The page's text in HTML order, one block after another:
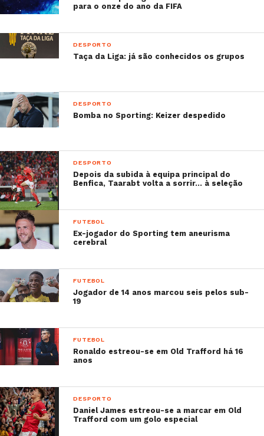
para o onze do ano da FIFA
DESPORTO
Taça da Liga: já são conhecidos os grupos
DESPORTO
Bomba no Sporting: Keizer despedido
DESPORTO
Depois da subida à equipa principal do
Benfica, Taarabt volta a sorrir… à seleção
FUTEBOL
Ex-jogador do Sporting tem aneurisma
cerebral
FUTEBOL
Jogador de 14 anos marcou seis pelos sub-
19
FUTEBOL
Ronaldo estreou-se em Old Trafford há 16
anos
DESPORTO
Daniel James estreou-se a marcar em Old
Trafford com um golo especial